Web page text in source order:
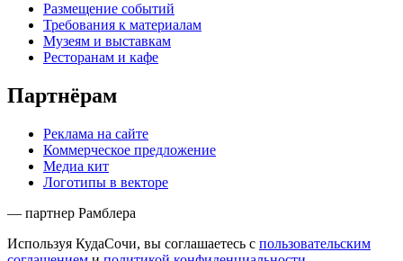
Размещение событий
Требования к материалам
Музеям и выставкам
Ресторанам и кафе
Партнёрам
Реклама на сайте
Коммерческое предложение
Медиа кит
Логотипы в векторе
— партнер Рамблера
Используя КудаСочи, вы соглашаетесь с пользовательским